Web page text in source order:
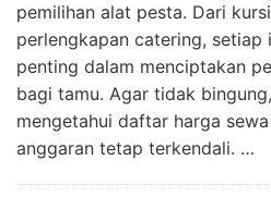
pemilihan alat pesta. Dari
perlengkapan catering, setiap
penting dalam menciptakan
bagi tamu. Agar tidak
mengetahui daftar harga
anggaran tetap terkendali. …